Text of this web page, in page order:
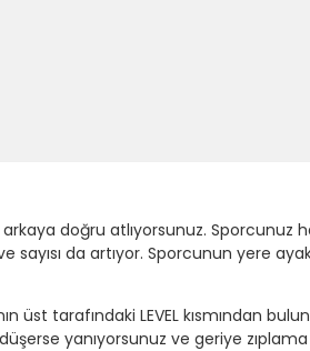
doğru atlıyorsunuz. Sporcunuz
sayısı da artıyor. Sporcunun yere
üst tarafındaki LEVEL kısmından
yanıyorsunuz ve geriye